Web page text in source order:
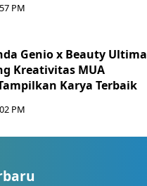
PM
Genio x Beauty Ultima
Kreativitas MUA
Karya Terbaik
PM